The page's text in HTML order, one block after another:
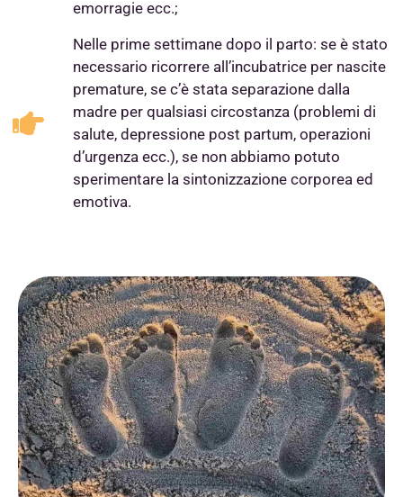
emorragie ecc.;
Nelle prime settimane dopo il parto: se è stato
necessario ricorrere all’incubatrice per nascite
premature, se c’è stata separazione dalla
madre per qualsiasi circostanza (problemi di
salute, depressione post partum, operazioni
d’urgenza ecc.), se non abbiamo potuto
sperimentare la sintonizzazione corporea ed
emotiva.